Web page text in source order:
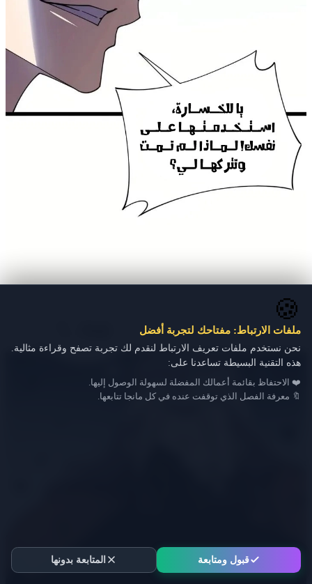
🍪
ملفات الارتباط: مفتاحك لتجربة أفضل
نحن نستخدم ملفات تعريف الارتباط لنقدم لك تجربة تصفح وقراءة مثالية.
هذه التقنية البسيطة تساعدنا على:
❤️ الاحتفاظ بقائمة أعمالك المفضلة لسهولة الوصول إليها.
🔖 معرفة الفصل الذي توقفت عنده في كل مانجا تتابعها.
قبول ومتابعة المتابعة بدونها